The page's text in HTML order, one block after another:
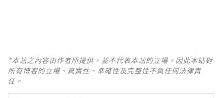
*本站之內容由作者所提供，並不代表本站的立場。因此本站對
所有博客的立場、真實性、準確性及完整性不負任何法律責
任。